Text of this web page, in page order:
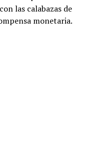
las calabazas de
monetaria.